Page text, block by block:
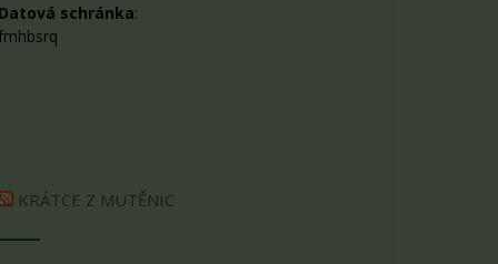
schránka:
KRÁTCE Z MUTĚNIC